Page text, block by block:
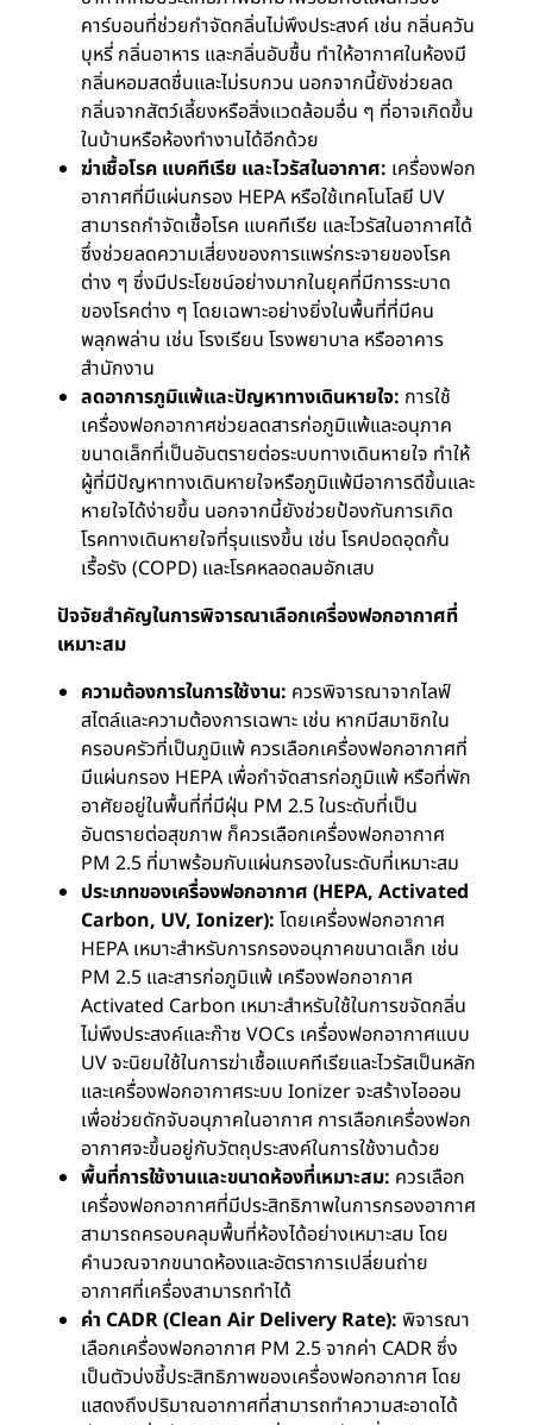
คาร์บอนที่ช่วยกำจัดกลิ่นไม่พึงประสงค์ เช่น กลิ่นควัน
บุหรี่ กลิ่นอาหาร และกลิ่นอับชื้น ทำให้อากาศในห้องมี
กลิ่นหอมสดชื่นและไม่รบกวน นอกจากนี้ยังช่วยลด
กลิ่นจากสัตว์เลี้ยงหรือสิ่งแวดล้อมอื่น ๆ ที่อาจเกิดขึ้น
ในบ้านหรือห้องทำงานได้อีกด้วย
ฆ่าเชื้อโรค แบคทีเรีย และไวรัสในอากาศ: เครื่องฟอก
อากาศที่มีแผ่นกรอง HEPA หรือใช้เทคโนโลยี UV
สามารถกำจัดเชื้อโรค แบคทีเรีย และไวรัสในอากาศได้
ซึ่งช่วยลดความเสี่ยงของการแพร่กระจายของโรค
ต่าง ๆ ซึ่งมีประโยชน์อย่างมากในยุคที่มีการระบาด
ของโรคต่าง ๆ โดยเฉพาะอย่างยิ่งในพื้นที่ที่มีคน
พลุกพล่าน เช่น โรงเรียน โรงพยาบาล หรืออาคาร
สำนักงาน
ลดอาการภูมิแพ้และปัญหาทางเดินหายใจ: การใช้
เครื่องฟอกอากาศช่วยลดสารก่อภูมิแพ้และอนุภาค
ขนาดเล็กที่เป็นอันตรายต่อระบบทางเดินหายใจ ทำให้
ผู้ที่มีปัญหาทางเดินหายใจหรือภูมิแพ้มีอาการดีขึ้นและ
หายใจได้ง่ายขึ้น นอกจากนี้ยังช่วยป้องกันการเกิด
โรคทางเดินหายใจที่รุนแรงขึ้น เช่น โรคปอดอุดกั้น
เรื้อรัง (COPD) และโรคหลอดลมอักเสบ
ปัจจัยสำคัญในการพิจารณาเลือกเครื่องฟอกอากาศที่
เหมาะสม
ความต้องการในการใช้งาน: ควรพิจารณาจากไลฟ์
สไตล์และความต้องการเฉพาะ เช่น หากมีสมาชิกใน
ครอบครัวที่เป็นภูมิแพ้ ควรเลือกเครื่องฟอกอากาศที่
มีแผ่นกรอง HEPA เพื่อกำจัดสารก่อภูมิแพ้ หรือที่พัก
อาศัยอยู่ในพื้นที่ที่มีฝุ่น PM 2.5 ในระดับที่เป็น
อันตรายต่อสุขภาพ ก็ควรเลือกเครื่องฟอกอากาศ
PM 2.5 ที่มาพร้อมกับแผ่นกรองในระดับที่เหมาะสม
ประเภทของเครื่องฟอกอากาศ (HEPA, Activated
Carbon, UV, Ionizer): โดยเครื่องฟอกอากาศ
HEPA เหมาะสำหรับการกรองอนุภาคขนาดเล็ก เช่น
PM 2.5 และสารก่อภูมิแพ้ เครืองฟอกอากาศ
Activated Carbon เหมาะสำหรับใช้ในการขจัดกลิ่น
ไม่พึงประสงค์และก๊าซ VOCs เครื่องฟอกอากาศแบบ
UV จะนิยมใช้ในการฆ่าเชื้อแบคทีเรียและไวรัสเป็นหลัก
และเครื่องฟอกอากาศระบบ Ionizer จะสร้างไอออน
เพื่อช่วยดักจับอนุภาคในอากาศ การเลือกเครื่องฟอก
อากาศจะขึ้นอยู่กับวัตถุประสงค์ในการใช้งานด้วย
พื้นที่การใช้งานและขนาดห้องที่เหมาะสม: ควรเลือก
เครื่องฟอกอากาศที่มีประสิทธิภาพในการกรองอากาศ
สามารถครอบคลุมพื้นที่ห้องได้อย่างเหมาะสม โดย
คำนวณจากขนาดห้องและอัตราการเปลี่ยนถ่าย
อากาศที่เครื่องสามารถทำได้
ค่า CADR (Clean Air Delivery Rate): พิจารณา
เลือกเครื่องฟอกอากาศ PM 2.5 จากค่า CADR ซึ่ง
เป็นตัวบ่งชี้ประสิทธิภาพของเครื่องฟอกอากาศ โดย
แสดงถึงปริมาณอากาศที่สามารถทำความสะอาดได้